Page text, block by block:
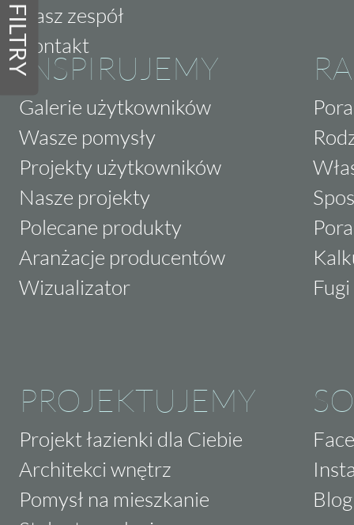
FILTRYNasz zespół
Kontakt
INSPIRUJEMY
Galerie użytkowników
Wasze pomysły
Projekty użytkowników
Nasze projekty
Polecane produkty
Aranżacje producentów
Wizualizator
PROJEKTUJEMY
Projekt łazienki dla Ciebie
Architekci wnętrz
Pomysł na mieszkanie
Blog